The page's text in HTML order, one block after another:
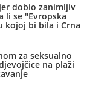
dobio zanimljiv
li se "Evropska
kojoj bi bila i Crna
za seksualno
na plaži